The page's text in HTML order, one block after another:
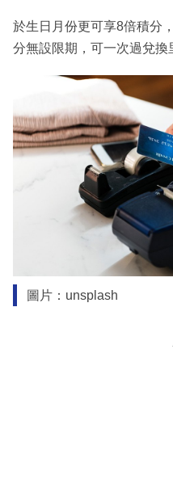
於生日月份更可享8倍積分
分無設限期，可一次過兌換
圖片：unsplash